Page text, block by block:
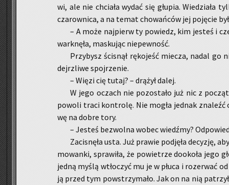
wi, ale nie chcia­ła wydać się głu­pia. Wie­dzia­ła
cza­row­ni­ca, a na temat cho­wań­ców jej po­ję­cie
– A może naj­pierw ty po­wiedz, kim je­steś i
wark­nę­ła, ma­sku­jąc nie­pew­ność.
Przy­bysz ści­snął rę­ko­jeść mie­cza, nadal go
dejrz­li­we spoj­rze­nie.
– Więzi cię tutaj? – drą­żył dalej.
W jego oczach nie po­zo­sta­ło już nic z
po­wo­li traci kon­tro­lę. Nie mogła jed­nak
wę na dobre tory.
– Je­steś bez­wol­na wobec wiedź­my?
Za­ci­snę­ła usta. Już pra­wie pod­ję­ła de­cy­zję,
mo­wan­ki, spra­wi­ła, że po­wie­trze do­oko­ła jego
jedną myślą wtło­czyć mu je w płuca i ro­ze­rwać
ją przed tym po­wstrzy­ma­ło. Jak on na nią